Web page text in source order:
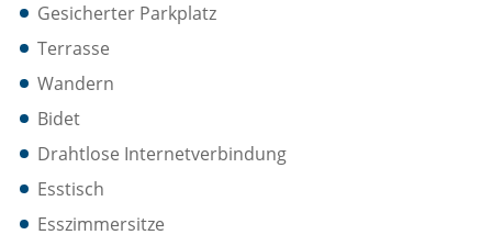
Gesicherter Parkplatz
Terrasse
Wandern
Bidet
Drahtlose Internetverbindung
Esstisch
Esszimmersitze